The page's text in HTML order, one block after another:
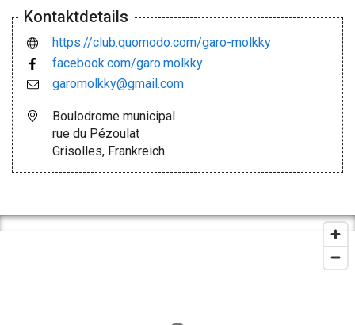
Kontaktdetails
https://club.quomodo.com/garo-molkky
facebook.com/garo.molkky
garomolkky@gmail.com
Boulodrome municipal
rue du Pézoulat
Grisolles, Frankreich